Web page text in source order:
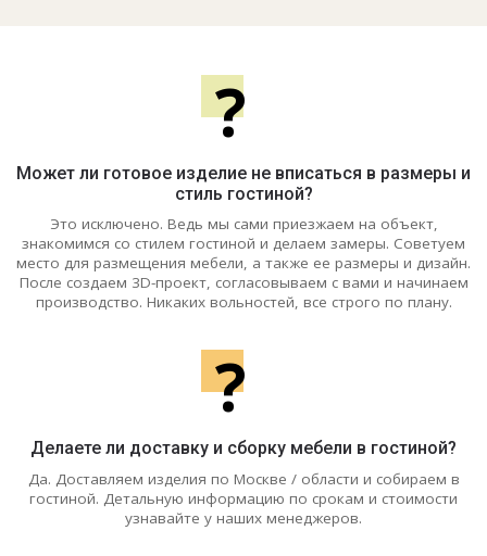
?
Может ли готовое изделие не вписаться в размеры и
стиль гостиной?
Это исключено. Ведь мы сами приезжаем на объект,
знакомимся со стилем гостиной и делаем замеры. Советуем
место для размещения мебели, а также ее размеры и дизайн.
После создаем 3D-проект, согласовываем с вами и начинаем
производство. Никаких вольностей, все строго по плану.
?
Делаете ли доставку и сборку мебели в гостиной?
Да. Доставляем изделия по Москве / области и собираем в
гостиной. Детальную информацию по срокам и стоимости
узнавайте у наших менеджеров.